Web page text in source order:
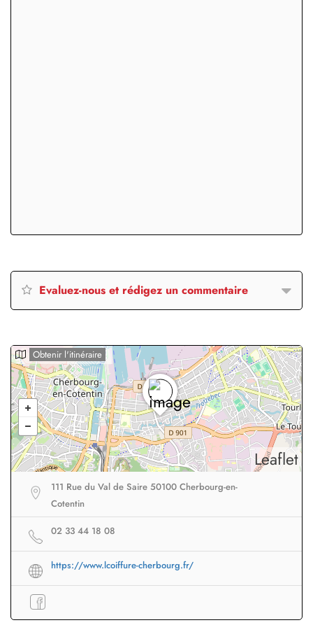
Evaluez-nous et rédigez un commentaire
Leaflet
Obtenir l'itinéraire
111 Rue du Val de Saire 50100 Cherbourg-en-
Cotentin
02 33 44 18 08
https://www.lcoiffure-cherbourg.fr/